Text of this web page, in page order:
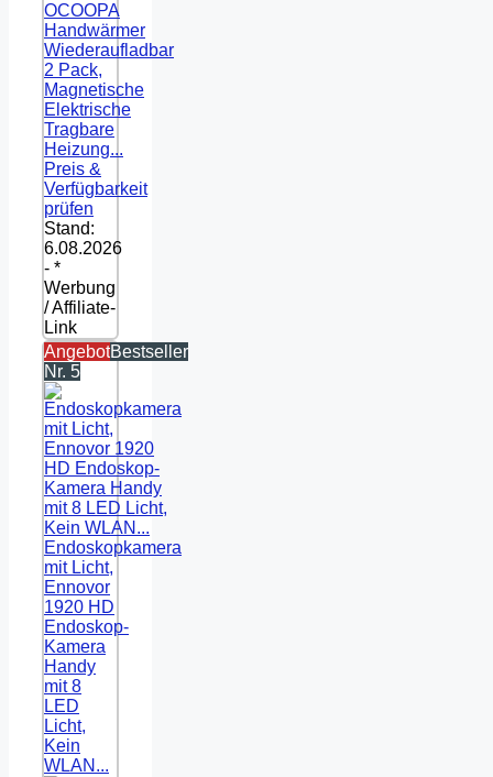
OCOOPA
Handwärmer
Wiederaufladbar
2 Pack,
Magnetische
Elektrische
Tragbare
Heizung...
Preis &
Verfügbarkeit
prüfen
Stand:
6.08.2026
- *
Werbung
/ Affiliate-
Link
AngebotBestseller
Nr. 5
Endoskopkamera
mit Licht,
Ennovor
1920 HD
Endoskop-
Kamera
Handy
mit 8
LED
Licht,
Kein
WLAN...